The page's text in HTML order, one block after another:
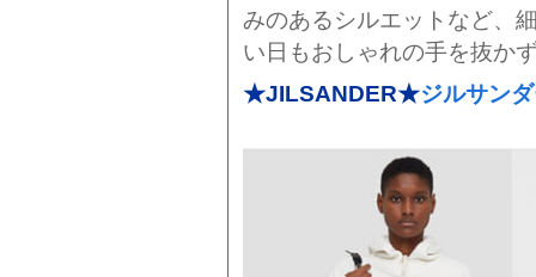
みのあるシルエットなど、
い日もおしゃれの手を抜か
★JILSANDER★ジルサン